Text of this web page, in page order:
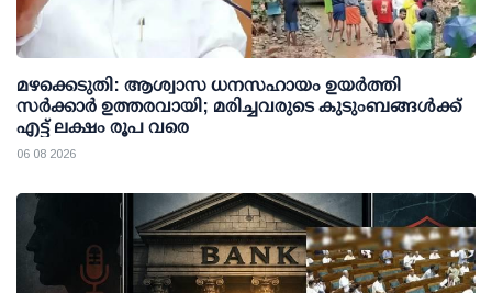
മഴക്കെടുതി: ആശ്വാസ ധനസഹായം ഉയര്‍ത്തി
സര്‍ക്കാര്‍ ഉത്തരവായി; മരിച്ചവരുടെ കുടുംബങ്ങള്‍ക്ക്
എട്ട് ലക്ഷം രൂപ വരെ
06 08 2026